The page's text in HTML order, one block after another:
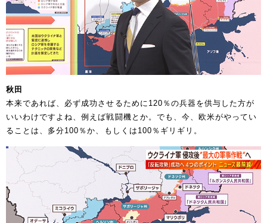
秋田
本来であれば、必ず成功させるために120％の兵器を供与した方が
いいわけですよね、例えば戦闘機とか。でも、今、欧米がやってい
ることは、多分100％か、もしくは100％ギリギリ。